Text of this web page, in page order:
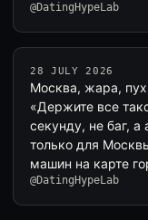
@DatingHypeLab
28 JULY 2026
Москва, жара, пух
«Держите все
секунду, не баг,
только для
машин на карте
@DatingHypeLab